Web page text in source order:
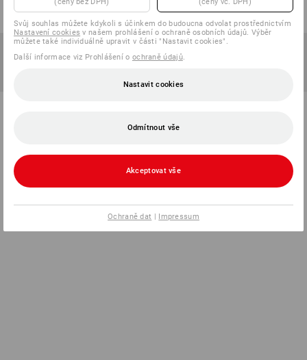
Svůj souhlas můžete kdykoli s účinkem do budoucna odvolat prostřednictvím
Nastavení cookies v našem prohlášení o ochraně osobních údajů. Výběr
můžete také individuálně upravit v části "Nastavit cookies".
Další informace viz Prohlášení o ochraně údajů.
Nastavit cookies
Odmítnout vše
Akceptovat vše
Ochraně dat | Impressum